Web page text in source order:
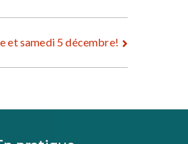
et samedi 5 décembre!